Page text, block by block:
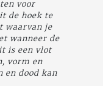
voor
de hoek te
waarvan je
wanneer de
is een vlot
vorm en
en dood kan